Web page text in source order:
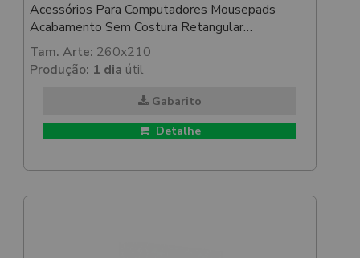
Acessórios Para Computadores Mousepads
Acabamento Sem Costura Retangular
250x200mm
Tam. Arte: 260x210
Produção: 1 dia útil
Gabarito
Detalhe